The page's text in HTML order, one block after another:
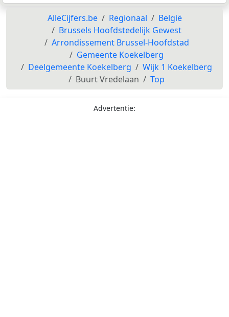
AlleCijfers.be Regionaal
België
Brussels Hoofdstedelijk Gewest
Arrondissement Brussel-Hoofdstad
Gemeente Koekelberg
Deelgemeente Koekelberg
Wijk 1 Koekelberg
Buurt Vredelaan
Top
Advertentie: